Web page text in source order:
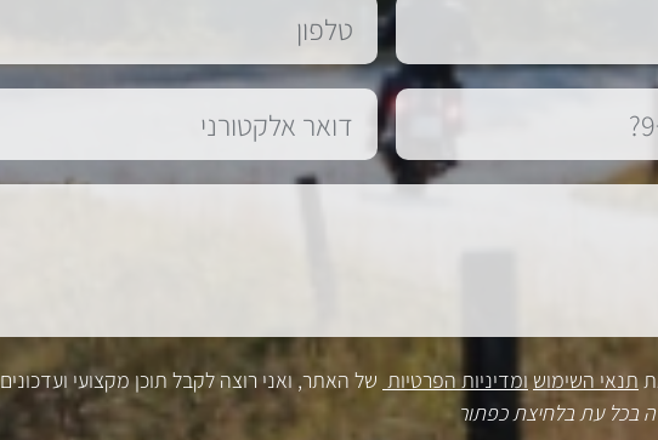
תנאי השימוש ומדיניות הפרטיות של האתר, ואני רוצה לקבל תוכן מקצועי ועדכונים
בכל עת בלחיצת כפתור